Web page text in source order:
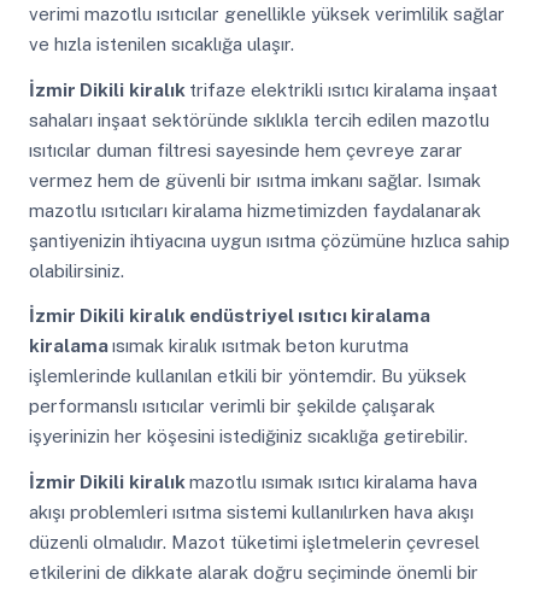
verimi mazotlu ısıtıcılar genellikle yüksek verimlilik sağlar
ve hızla istenilen sıcaklığa ulaşır.
İzmir Dikili kiralık trifaze elektrikli ısıtıcı kiralama inşaat
sahaları inşaat sektöründe sıklıkla tercih edilen mazotlu
ısıtıcılar duman filtresi sayesinde hem çevreye zarar
vermez hem de güvenli bir ısıtma imkanı sağlar. Isımak
mazotlu ısıtıcıları kiralama hizmetimizden faydalanarak
şantiyenizin ihtiyacına uygun ısıtma çözümüne hızlıca sahip
olabilirsiniz.
İzmir Dikili kiralık endüstriyel ısıtıcı kiralama
kiralamaısımak kiralık ısıtmak beton kurutma
işlemlerinde kullanılan etkili bir yöntemdir. Bu yüksek
performanslı ısıtıcılar verimli bir şekilde çalışarak
işyerinizin her köşesini istediğiniz sıcaklığa getirebilir.
İzmir Dikili kiralık mazotlu ısımak ısıtıcı kiralama hava
akışı problemleri ısıtma sistemi kullanılırken hava akışı
düzenli olmalıdır. Mazot tüketimi işletmelerin çevresel
etkilerini de dikkate alarak doğru seçiminde önemli bir